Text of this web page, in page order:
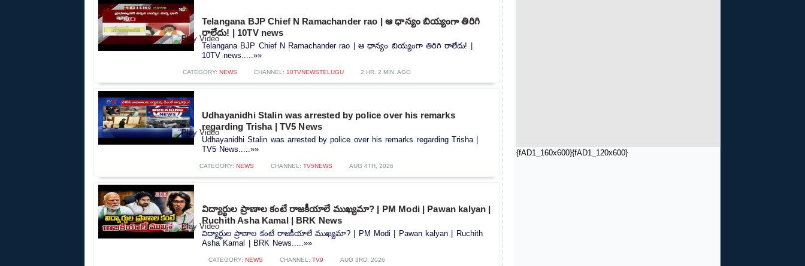
{fAD1_160x600}{fAD1_120x600}
Telangana BJP Chief N Ramachander rao | ఆ ధాన్యం బియ్యంగా తిరిగి
రాలేదు! | 10TV news
Telangana BJP Chief N Ramachander rao | ఆ ధాన్యం బియ్యంగా తిరిగి రాలేదు! |
10TV news.....»»
CATEGORY: NEWS CHANNEL: 10TVNEWSTELUGU 2 HR. 2 MIN. AGO
Udhayanidhi Stalin was arrested by police over his remarks
regarding Trisha | TV5 News
Udhayanidhi Stalin was arrested by police over his remarks regarding Trisha |
TV5 News.....»»
CATEGORY: NEWS CHANNEL: TV5NEWS AUG 4TH, 2026
విద్యార్థుల ప్రాణాల కంటే రాజకీయాలే ముఖ్యమా? | PM Modi | Pawan kalyan |
Ruchith Asha Kamal | BRK News
విద్యార్థుల ప్రాణాల కంటే రాజకీయాలే ముఖ్యమా? | PM Modi | Pawan kalyan | Ruchith
Asha Kamal | BRK News.....»»
CATEGORY: NEWS CHANNEL: TV9 AUG 3RD, 2026